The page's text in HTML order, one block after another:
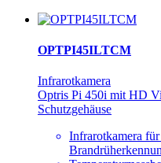
OPTPI45ILTCM
Infrarotkamera
Optris Pi 450i mit HD
Schutzgehäuse
Infrarotkamera